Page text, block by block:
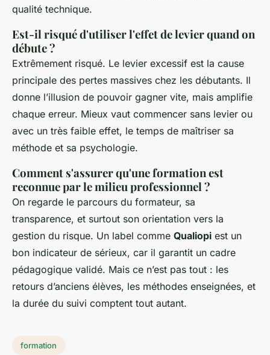
qualité technique.
Est-il risqué d'utiliser l'effet de levier quand on
débute ?
Extrêmement risqué. Le levier excessif est la cause
principale des pertes massives chez les débutants. Il
donne l’illusion de pouvoir gagner vite, mais amplifie
chaque erreur. Mieux vaut commencer sans levier ou
avec un très faible effet, le temps de maîtriser sa
méthode et sa psychologie.
Comment s'assurer qu'une formation est
reconnue par le milieu professionnel ?
On regarde le parcours du formateur, sa
transparence, et surtout son orientation vers la
gestion du risque. Un label comme Qualiopi est un
bon indicateur de sérieux, car il garantit un cadre
pédagogique validé. Mais ce n’est pas tout : les
retours d’anciens élèves, les méthodes enseignées, et
la durée du suivi comptent tout autant.
formation